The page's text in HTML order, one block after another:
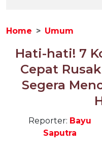
Home Umum
Hati-hati! 7
Cepat
Segera
Reporter: Bayu
Saputra